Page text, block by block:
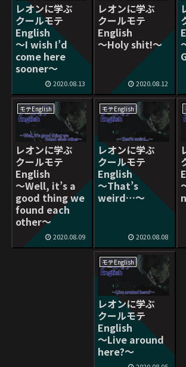
レオンに学ぶ
クールモテ
English
〜I wish I’d
come here
sooner〜
2020.08.13
レオンに学ぶ
クールモテ
English
〜Holy shit!〜
2020.08.12
モテEnglish
レオンに学ぶ
クールモテ
English
〜Well, it’s a
good thing we
found each
other〜
2020.08.09
モテEnglish
レオンに学ぶ
クールモテ
English
〜That’s
weird…〜
2020.08.08
モテEnglish
レオンに学ぶ
クールモテ
English
〜Live around
here?〜